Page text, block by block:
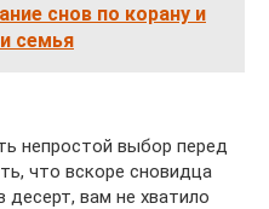
снов по корану и
семья
непростой выбор перед
что вскоре сновидца
вам не хватило